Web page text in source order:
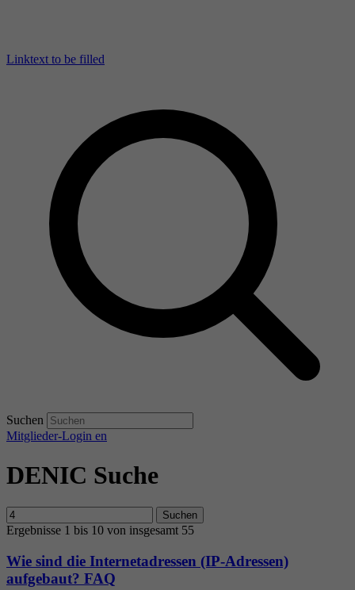
Linktext to be filled
Suchen
Mitglieder-Login en
DENIC Suche
Suchen
Ergebnisse 1 bis 10 von insgesamt 55
Wie sind die Internetadressen (IP-Adressen)
aufgebaut? FAQ